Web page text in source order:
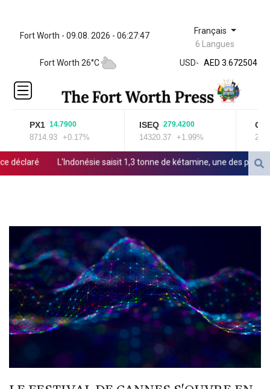
Fort Worth - 09.08. 2026 - 06:27:47 Français
6 Langues
Fort Worth 26°C
USD-
ZWL 321.999592
AED 3.672504
AED 3.672504
AFN
ALL 80.629676
AMD
1491.937897
BIF 2985.079791
BMD 1
BND 1.277602
BOB 11.849673
BRL 5.083304
BSD 0.997016
BWP 13.457596
PX1 14.7900
8714.93 +0.17%
ISEQ 279.4200
14320.37 +1.99%
L'Indonésie saisit 1,3 tonne de kétamine, une des plus